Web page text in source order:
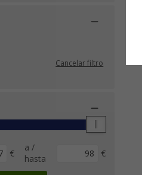
Cancelar filtro
€
a /
hasta
€